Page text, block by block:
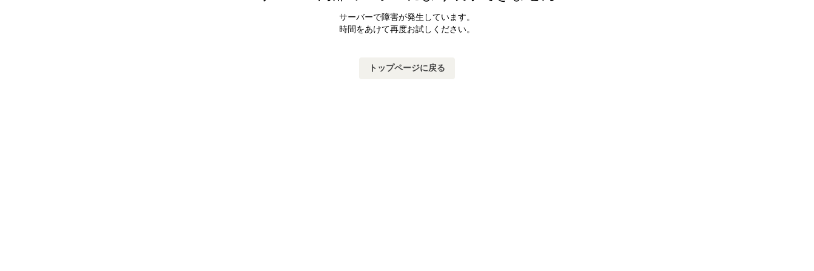
サーバーで障害が発生しています。
時間をあけて再度お試しください。
トップページに戻る